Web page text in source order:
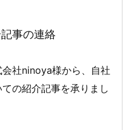
事の連絡
社ninoya様から、自社
の紹介記事を承りまし